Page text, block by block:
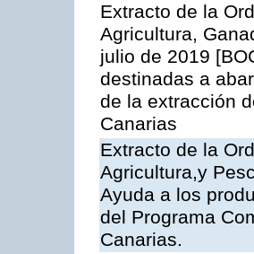
Extracto de la
Agricultura,
julio de 2019
destinadas a
de la extracción
Canarias
Extracto de la
Agricultura,y
Ayuda a los
del Programa
Canarias.